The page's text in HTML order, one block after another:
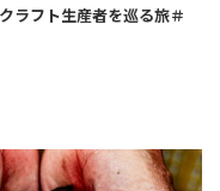
ラフト生産者を巡る旅＃